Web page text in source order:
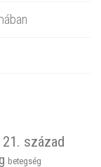
21. század
betegség